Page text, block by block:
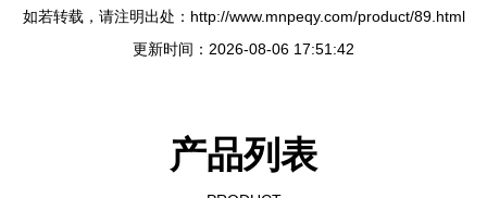
如若转载，请注明出处：http://www.mnpeqy.com/product/89.html
更新时间：2026-08-06 17:51:42
产品列表